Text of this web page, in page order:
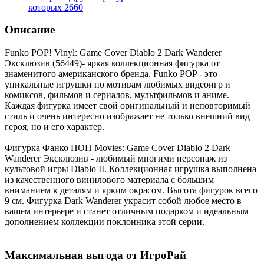
которых 2660
Описание
Funko POP! Vinyl: Game Cover Diablo 2 Dark Wanderer
Эксклюзив (56449)- яркая коллекционная фигурка от
знаменитого американского бренда. Funko POP - это
уникальные игрушки по мотивам любимых видеоигр и
комиксов, фильмов и сериалов, мультфильмов и аниме.
Каждая фигурка имеет свой оригинальный и неповторимый
стиль и очень интересно изображает не только внешний вид
героя, но и его характер.
Фигурка Фанко ПОП Movies: Game Cover Diablo 2 Dark
Wanderer Эксклюзив - любимый многими персонаж из
культовой игры Diablo II. Коллекционная игрушка выполнена
из качественного винилового материала с большим
вниманием к деталям и ярким окрасом. Высота фигурок всего
9 см. Фигурка Dark Wanderer украсит собой любое место в
вашем интерьере и станет отличным подарком и идеальным
дополнением коллекции поклонника этой серии.
Максимальная выгода от ИгроРай